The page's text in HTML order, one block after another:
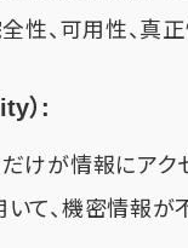
性、可用性、真
）:
けが情報にアク
て、機密情報が